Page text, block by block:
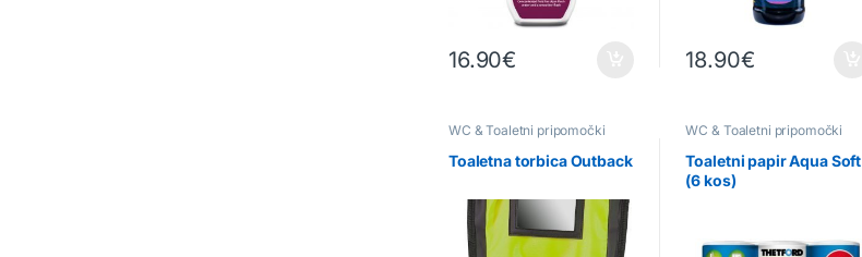
16.90€ 18.90€
WC & Toaletni pripomočki
Toaletna torbica Outback
WC & Toaletni pripomočki
Toaletni papir Aqua Soft
(6 kos)